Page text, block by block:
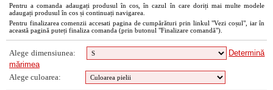
Pentru a comanda adaugați produsul în cos, în cazul în care doriți mai multe modele
adaugați produsul în cos și continuați navigarea.
Pentru finalizarea comenzii accesati pagina de cumpărături prin linkul "Vezi coșul", iar în
această pagină puteți finaliza comanda (prin butonul "Finalizare comandă").
Alege dimensiunea:
Determină
mărimea
Alege culoarea: